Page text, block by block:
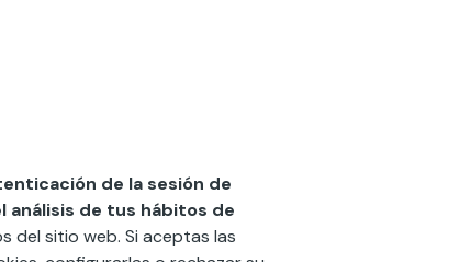
Centro de Documentación
Red Ibérica Fundación Mapfre
de la sesión de
de tus hábitos de
del sitio web. Si aceptas las